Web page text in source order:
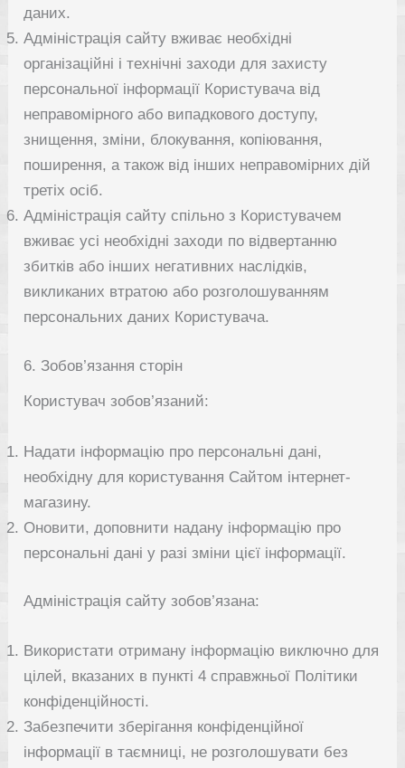
даних.
Адміністрація сайту вживає необхідні
організаційні і технічні заходи для захисту
персональної інформації Користувача від
неправомірного або випадкового доступу,
знищення, зміни, блокування, копіювання,
поширення, а також від інших неправомірних дій
третіх осіб.
Адміністрація сайту спільно з Користувачем
вживає усі необхідні заходи по відвертанню
збитків або інших негативних наслідків,
викликаних втратою або розголошуванням
персональних даних Користувача.
6. Зобов’язання сторін
Користувач зобов’язаний:
Надати інформацію про персональні дані,
необхідну для користування Сайтом інтернет-
магазину.
Оновити, доповнити надану інформацію про
персональні дані у разі зміни цієї інформації.
Адміністрація сайту зобов’язана:
Використати отриману інформацію виключно для
цілей, вказаних в пункті 4 справжньої Політики
конфіденційності.
Забезпечити зберігання конфіденційної
інформації в таємниці, не розголошувати без